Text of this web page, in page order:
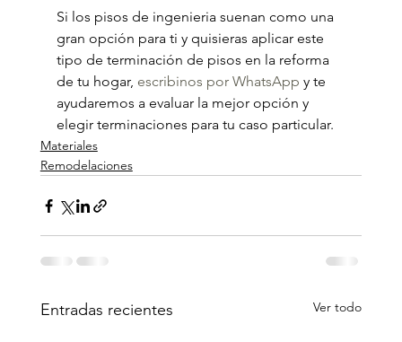
Si los pisos de ingenieria suenan como una
gran opción para ti y quisieras aplicar este
tipo de terminación de pisos en la reforma
de tu hogar, escribinos por WhatsApp y te
ayudaremos a evaluar la mejor opción y
elegir terminaciones para tu caso particular.
Materiales
Remodelaciones
Entradas recientes Ver todo